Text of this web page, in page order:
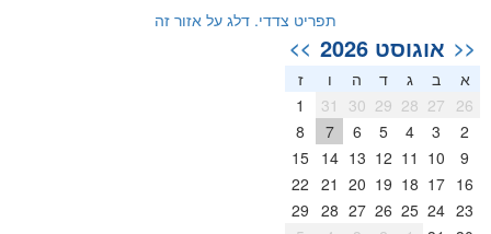
תפריט צדדי. דלג על אזור זה
<< אוגוסט 2026 >>
א ב ג ד ה
ז
26
27
28
29
30
31
2
3
4
5
6
7
8
9
10
11
12
13
14
15
16
17
18
19
20
21
22
23
24
25
26
27
28
29